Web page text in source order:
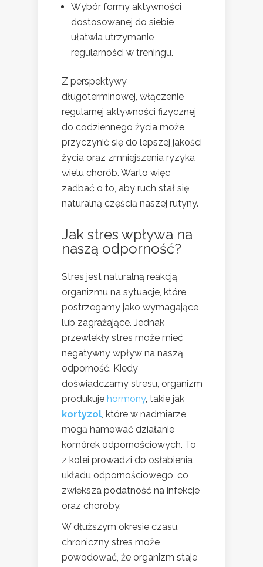
Wybór formy aktywności
dostosowanej do siebie
ułatwia utrzymanie
regularności w treningu.
Z perspektywy
długoterminowej, włączenie
regularnej aktywności fizycznej
do codziennego życia może
przyczynić się do lepszej jakości
życia oraz zmniejszenia ryzyka
wielu chorób. Warto więc
zadbać o to, aby ruch stał się
naturalną częścią naszej rutyny.
Jak stres wpływa na
naszą odporność?
Stres jest naturalną reakcją
organizmu na sytuacje, które
postrzegamy jako wymagające
lub zagrażające. Jednak
przewlekły stres może mieć
negatywny wpływ na naszą
odporność. Kiedy
doświadczamy stresu, organizm
produkuje hormony, takie jak
kortyzol, które w nadmiarze
mogą hamować działanie
komórek odpornościowych. To
z kolei prowadzi do osłabienia
układu odpornościowego, co
zwiększa podatność na infekcje
oraz choroby.
W dłuższym okresie czasu,
chroniczny stres może
powodować, że organizm staje